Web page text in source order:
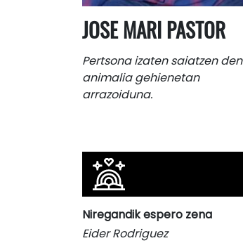
JOSE MARI PASTOR
Pertsona izaten saiatzen den
animalia gehienetan
arrazoiduna.
Niregandik espero zena
Eider Rodriguez